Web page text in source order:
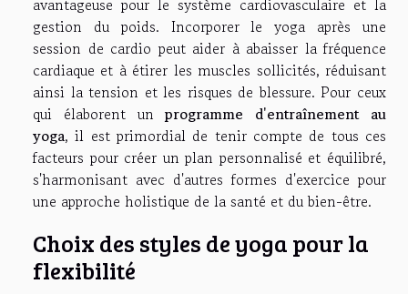
avantageuse pour le système cardiovasculaire et la
gestion du poids. Incorporer le yoga après une
session de cardio peut aider à abaisser la fréquence
cardiaque et à étirer les muscles sollicités, réduisant
ainsi la tension et les risques de blessure. Pour ceux
qui élaborent unprogramme d'entraînement au
yoga, il est primordial de tenir compte de tous ces
facteurs pour créer un plan personnalisé et équilibré,
s'harmonisant avec d'autres formes d'exercice pour
une approche holistique de la santé et du bien-être.
Choix des styles de yoga pour la
flexibilité